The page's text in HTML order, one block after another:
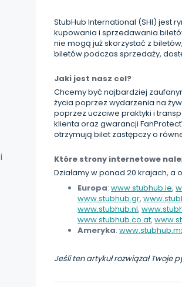
StubHub International (SHI) jest
kupowania i sprzedawania
nie mogą już skorzystać z
biletów podczas sprzedaży,
Jaki jest nasz cel?
Chcemy być najbardziej
życia poprzez wydarzenia na
poprzez uczciwe praktyki i
klienta oraz gwarancji
otrzymują bilet zastępczy o
Które strony internetowe
Działamy w ponad 20 krajach,
Europa:www.stubhub.ie,
www.stubhub.gr,
www.stubhub.nl,
www.stubhub.co.at,
Ameryka:
Jeśli ten artykuł rozwiązał Twoje